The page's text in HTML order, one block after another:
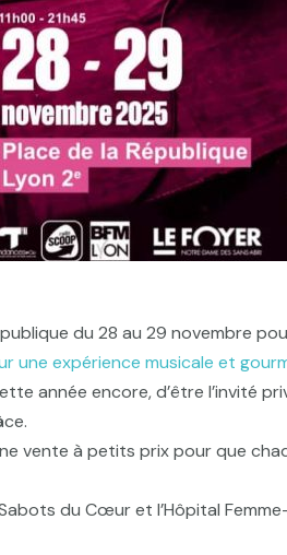
du 28 au 29 novembre
une expérience musicale et
année encore, d’être l’invité
vente à petits prix pour que
du Cœur et l’Hôpital